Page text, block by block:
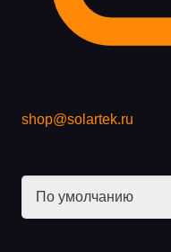
shop@solartek.ru